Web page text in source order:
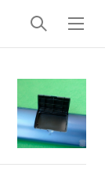
검
색
메
뉴